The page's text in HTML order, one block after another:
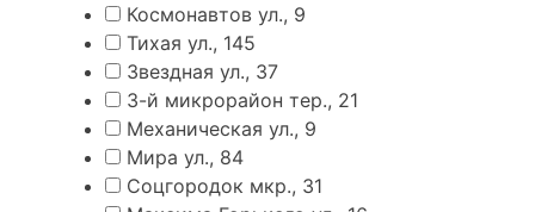
Космонавтов ул., 9
Тихая ул., 145
Звездная ул., 37
3-й микрорайон тер., 21
Механическая ул., 9
Мира ул., 84
Соцгородок мкр., 31